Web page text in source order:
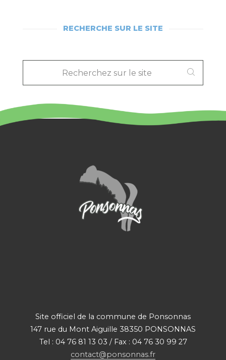
RECHERCHE SUR LE SITE
RECHERCHEZ
LE
SITE
Site officiel de la commune de Ponsonnas
147 rue du Mont Aiguille 38350 PONSONNAS
Tel : 04 76 81 13 03 / Fax : 04 76 30 99 27
contact@ponsonnas.fr